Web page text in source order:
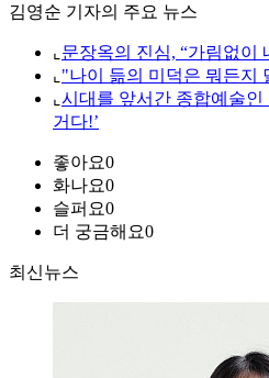
김영순 기자의 주요 뉴스
⌞ 문장옥의 진심, “가림없이
⌞ "나이 듦의 미덕은 뭐든지
⌞ 시대를 앞서간 종합예술인
거다!’
좋아요0
화나요0
슬퍼요0
더 궁금해요0
최신뉴스